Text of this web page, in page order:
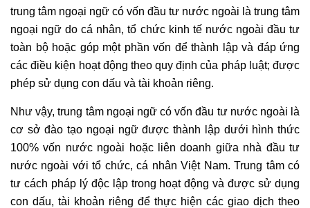
trung tâm ngoại ngữ có vốn đầu tư nước ngoài là trung tâm
ngoại ngữ do cá nhân, tổ chức kinh tế nước ngoài đầu tư
toàn bộ hoặc góp một phần vốn để thành lập và đáp ứng
các điều kiện hoạt động theo quy định của pháp luật; được
phép sử dụng con dấu và tài khoản riêng.
Như vậy, trung tâm ngoại ngữ có vốn đầu tư nước ngoài là
cơ sở đào tạo ngoại ngữ được thành lập dưới hình thức
100% vốn nước ngoài hoặc liên doanh giữa nhà đầu tư
nước ngoài với tổ chức, cá nhân Việt Nam. Trung tâm có
tư cách pháp lý độc lập trong hoạt động và được sử dụng
con dấu, tài khoản riêng để thực hiện các giao dịch theo